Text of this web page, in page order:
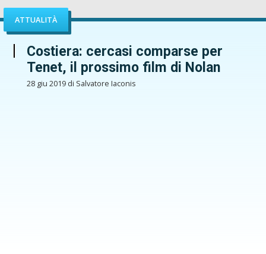
ATTUALITÀ
Costiera: cercasi comparse per
Tenet, il prossimo film di Nolan
28 giu 2019 di Salvatore Iaconis